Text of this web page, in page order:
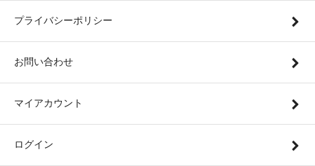
プライバシーポリシー
お問い合わせ
マイアカウント
ログイン